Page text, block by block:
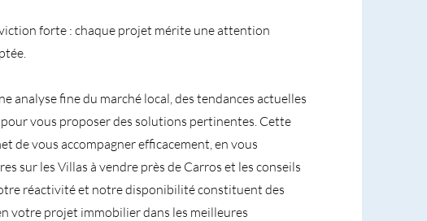
forte : chaque projet mérite une attention
analyse fine du marché local, des tendances actuelles
vous proposer des solutions pertinentes. Cette
de vous accompagner efficacement, en vous
sur les Villas à vendre près de Carros et les conseils
réactivité et notre disponibilité constituent des
votre projet immobilier dans les meilleures